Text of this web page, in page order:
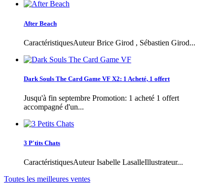
After Beach
CaractéristiquesAuteur Brice Girod , Sébastien Girod...
Dark Souls The Card Game VF X2: 1 Acheté, 1 offert
Jusqu'à fin septembre Promotion: 1 acheté 1 offert
accompagné d'un...
3 P'tits Chats
CaractéristiquesAuteur Isabelle LasalleIllustrateur...
Toutes les meilleures ventes